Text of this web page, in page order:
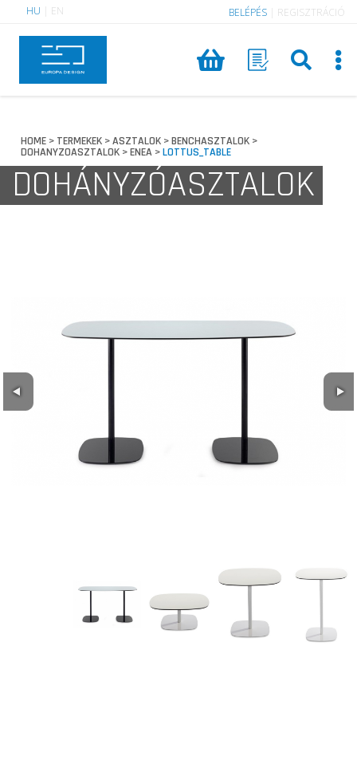
HU EN BELÉPÉS REGISZTRÁCIÓ
HOME > TERMEKEK >ASZTALOK >BENCHASZTALOK >
DOHANYZOASZTALOK >ENEA >LOTTUS_TABLE
DOHÁNYZÓASZTALOK